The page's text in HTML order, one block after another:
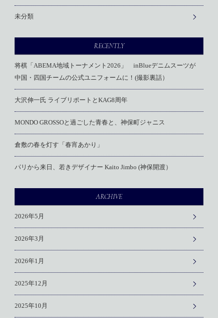
未分類
RECENTLY
将棋「ABEMA地域トーナメント2026」 inBlueデニムスーツが
中国・四国チームの公式ユニフォームに！(撮影裏話）
大沢伸一氏 ライブリポートとKAG8周年
MONDO GROSSOと過ごした青春と、神保町ジャニス
倉敷の春を灯す「春宵あかり」
パリから来日、若きデザイナー Kaito Jimbo (神保開渡）
ARCHIVE
2026年5月
2026年3月
2026年1月
2025年12月
2025年10月